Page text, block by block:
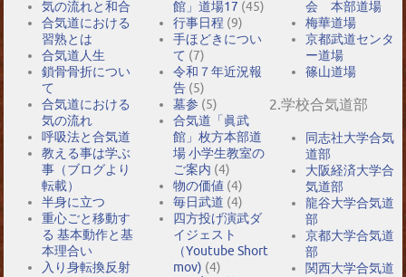
気の流れと和合
合気道における
習熟とは
合気道人生
鎖骨骨折につい
て
合気道における
気の流れ
呼吸法と合気道
教える事は学ぶ
事（ブログより
転載）
半身に立つ
重心ごと移動す
る 基本動作と基
本理合い
入り身転換反射
館」道場17 (45)
行事日程 (9)
手ほどきについ
て (7)
令和７年近況報
告 (5)
墓参 (5)
合気道「眞武
館」枚方本部道
場 小学生教室の
ご案内 (4)
物の価値 (4)
毎日武道 (4)
四方投げ演武ダ
イジェスト
（Youtube Short
mov) (4)
会 本部道場
梅華道場
京都武道センタ
ー道場
篠山道場
2.学校合気道部
同志社大学合気
道部
大阪経済大学合
気道部
龍谷大学合気道
部
京都大学合気道
部
関西大学合気道